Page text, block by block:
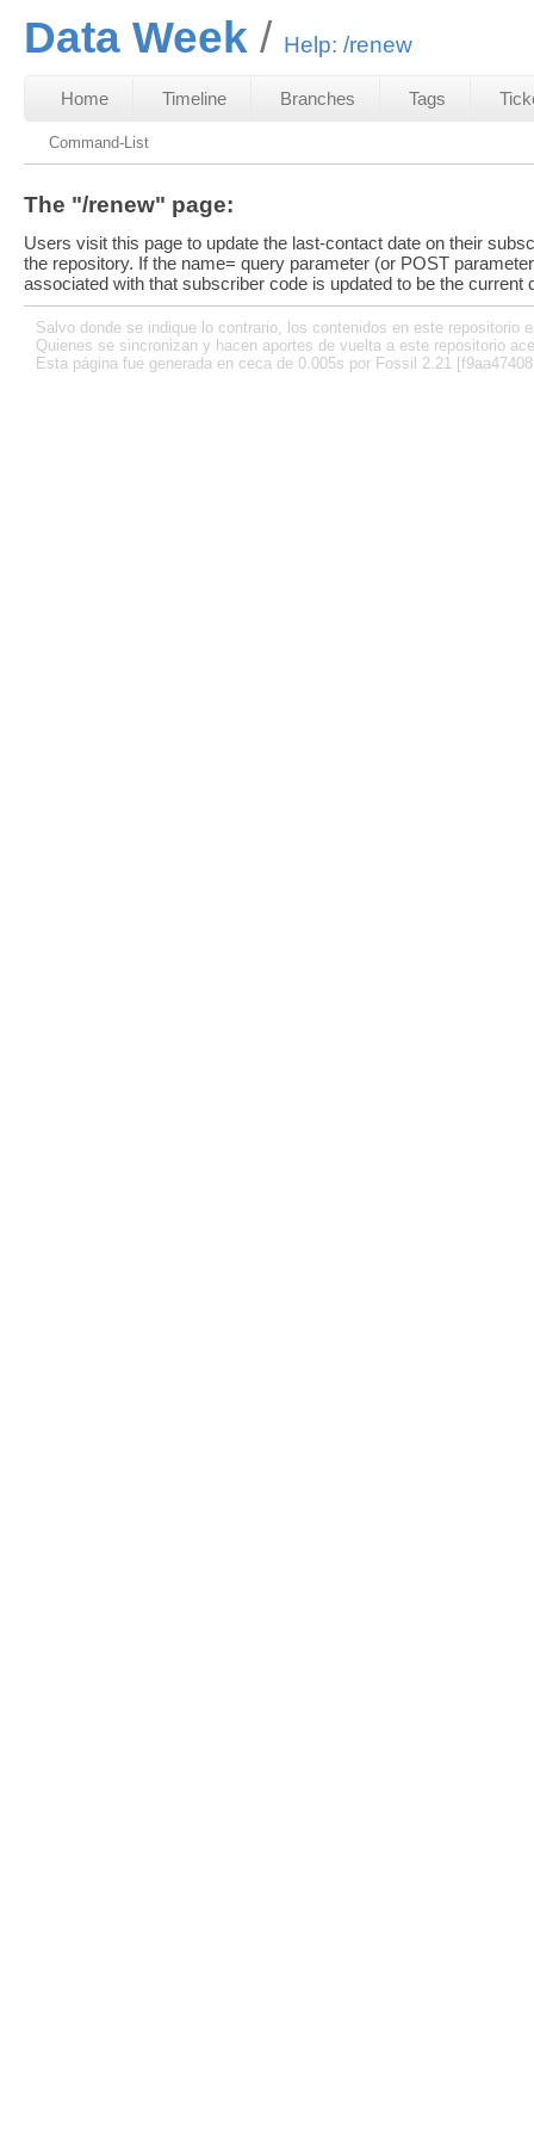
Data Week Help: /renew
Home Timeline Branches Tags
Command-List
The "/renew" page:
Users visit this page to update the last-contact date on their
the repository. If the name= query parameter (or POST
associated with that subscriber code is updated to be the current
Salvo donde se indique lo contrario, los contenidos en este repositorio
Quienes se sincronizan y hacen aportes de vuelta a este repositorio
Esta página fue generada en ceca de 0.005s por Fossil 2.21